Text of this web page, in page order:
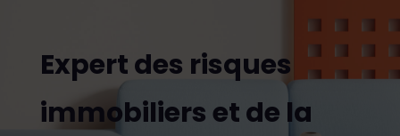
Expert des risques
immobiliers et de la